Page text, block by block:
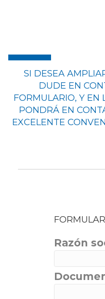
SI DESEA
DUDE EN
FORMULARIO, Y EN
PONDRÁ EN
EXCELENTE
Razón